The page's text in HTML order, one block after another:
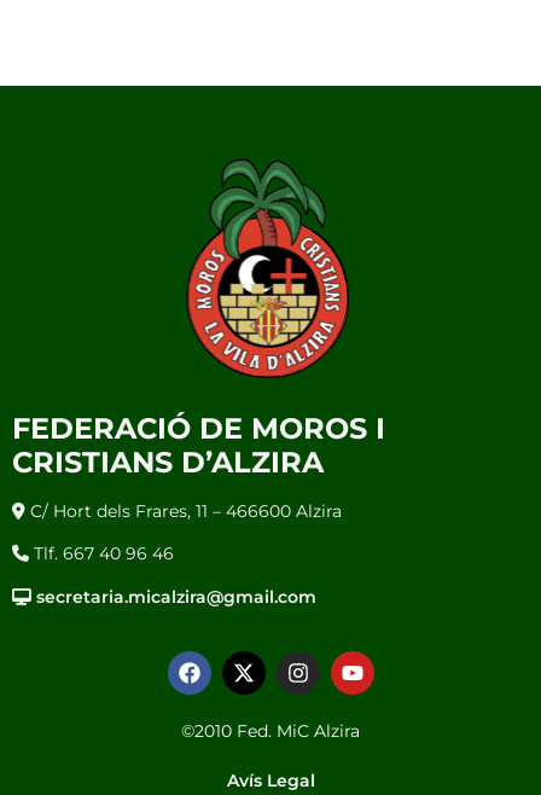
FEDERACIÓ DE MOROS I
CRISTIANS D’ALZIRA
C/ Hort dels Frares, 11 – 466600 Alzira
Tlf. 667 40 96 46
secretaria.micalzira@gmail.com
©2010 Fed. MiC Alzira
Avís Legal